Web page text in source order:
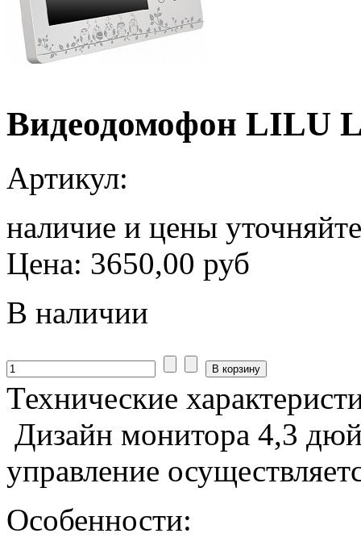
Видеодомофон LILU
Артикул:
наличие и цены уточняйте
Цена: 3650,00 руб
В наличии
Технические
Дизайн монитора 4,3
управление
Особенности: